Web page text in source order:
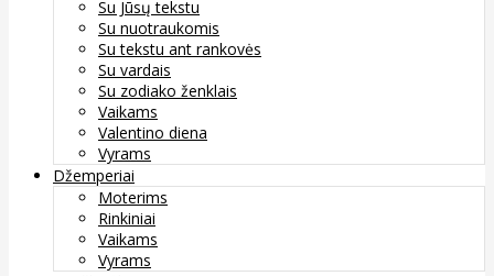
Su Jūsų tekstu
Su nuotraukomis
Su tekstu ant rankovės
Su vardais
Su zodiako ženklais
Vaikams
Valentino diena
Vyrams
Džemperiai
Moterims
Rinkiniai
Vaikams
Vyrams